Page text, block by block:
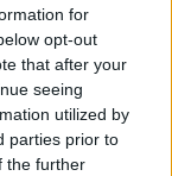
for
opt-out
that after your
seeing
utilized by
parties prior to
the further